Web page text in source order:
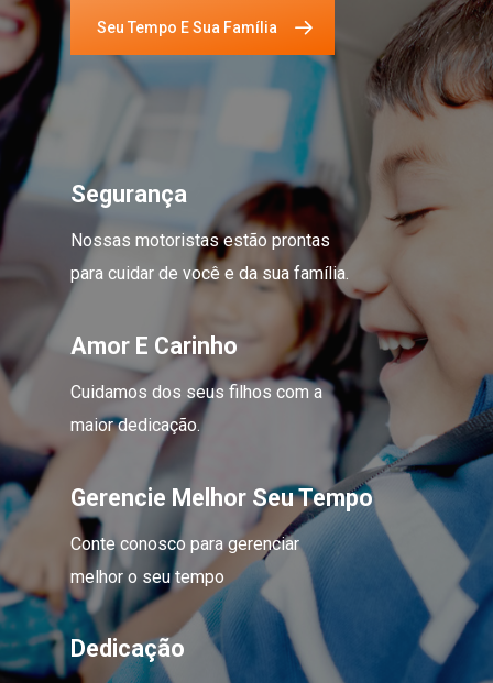
Seu Tempo E Sua Família
Segurança
Nossas motoristas estão prontas
para cuidar de você e da sua família.
Amor E Carinho
Cuidamos dos seus filhos com a
maior dedicação.
Gerencie Melhor Seu Tempo
Conte conosco para gerenciar
melhor o seu tempo
Dedicação